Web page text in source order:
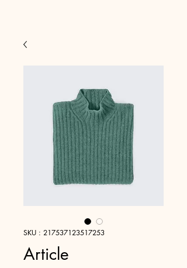
SKU : 217537123517253
Article